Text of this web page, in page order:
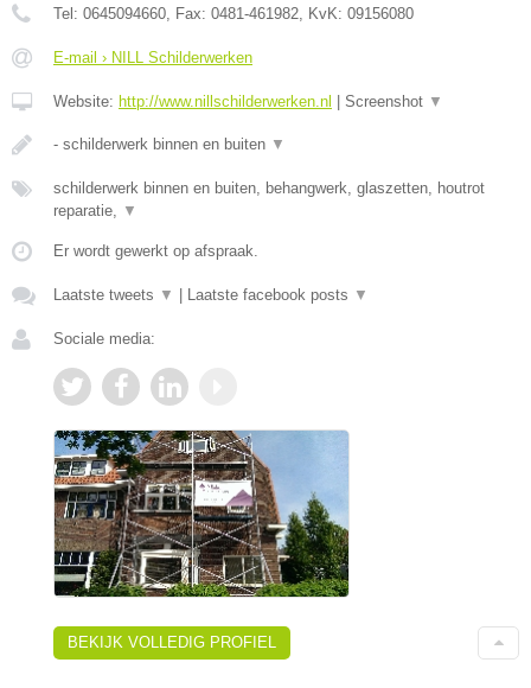
Tel: 0645094660, Fax: 0481-461982, KvK: 09156080
E-mail › NILL Schilderwerken
Website: http://www.nillschilderwerken.nl Screenshot ▼
- schilderwerk binnen en buiten ▼
schilderwerk binnen en buiten, behangwerk, glaszetten, houtrot
reparatie, ▼
Er wordt gewerkt op afspraak.
Laatste tweets ▼ Laatste facebook posts ▼
Sociale media:
BEKIJK VOLLEDIG PROFIEL